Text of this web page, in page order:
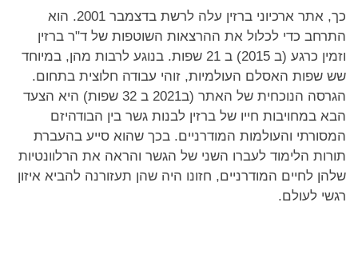
כך, אתר ארכיוני ברזין עלה לרשת בדצמבר 2001. הוא
התרחב כדי לכלול את ההרצאות השוטפות של ד"ר ברזין
וזמין כרגע (ב 2015) ב 21 שפות. בנוגע לרבות מהן, במיוחד
שש שפות האסלם העולמיות, זוהי עבודה חלוצית בתחום.
הגרסה הנוכחית של האתר (ב2021 ב 32 שפות) היא הצעד
הבא במחויבות חייו של ברזין לבנות גשר בין הבודהיזם
המסורתי והעולמות המודרניים. בכך שהוא סייע בהעברת
תורות הלימוד לעברו השני של הגשר והראה את הרלוונטיות
שלהן לחיים המודרניים, חזונו היה שהן תעזורנה להביא איזון
רגשי לעולם.